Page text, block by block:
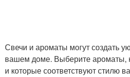
Свечи и ароматы могут создать
вашем доме. Выберите ароматы,
и которые соответствуют стилю